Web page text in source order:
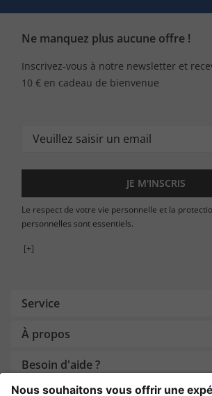
Ne manquez plus aucune offre !
Inscrivez-vous à notre newsletter et
10 € en cadeau de bienvenue
JE M'INSCRIS
Le respect de votre vie personnelle et la
personnelles sont essentiels.
[+]
Service
À propos
Besoin d'aide ?